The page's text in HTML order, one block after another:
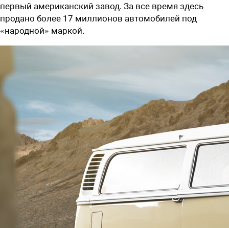
первый американский завод. За все время здесь
продано более 17 миллионов автомобилей под
«народной» маркой.